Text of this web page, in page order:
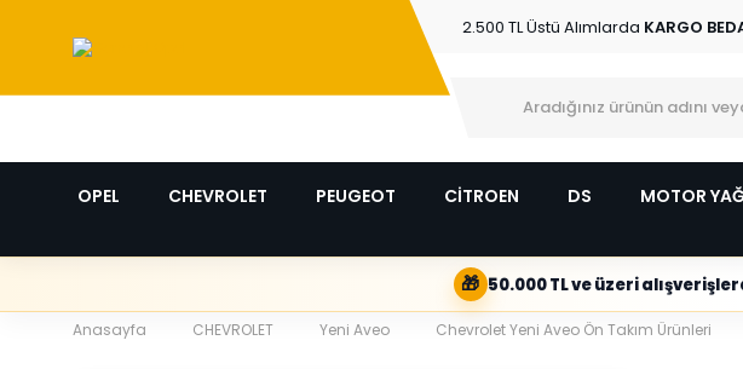
2.500 TL Üstü Alımlarda KARGO
OPEL CHEVROLET PEUGEOT CİTROEN DS MOTOR
🎁 50.000 TL ve üzeri
Anasayfa CHEVROLET Yeni Aveo Chevrolet Yeni Aveo Ön Takım Ürünleri